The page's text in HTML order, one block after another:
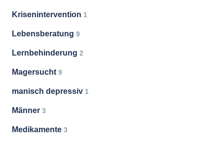
Krisenintervention 1
Lebensberatung 9
Lernbehinderung 2
Magersucht 9
manisch depressiv 1
Männer 3
Medikamente 3